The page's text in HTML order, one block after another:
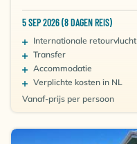
5 SEP 2026 (8 DAGEN REIS)
Internationale retourvlucht
Transfer
Accommodatie
Verplichte kosten in NL
Vanaf-prijs per persoon